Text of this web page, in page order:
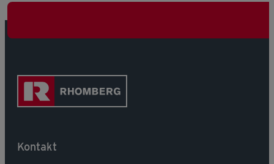
Kontakt